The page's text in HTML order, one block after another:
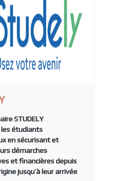
STUDELY
étudiants
en sécurisant et
démarches
et financières depuis
jusqu’à leur arrivée